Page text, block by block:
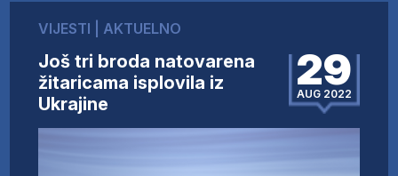
O NAMA
AKTUELNO
ANALIZE
KOMPANIJE
FINANSIJE
VIJESTI AKTUELNO
Još tri broda natovarena
žitaricama isplovila iz
Ukrajine
29
AUG 2022